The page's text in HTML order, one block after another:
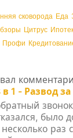
сковорода Еда
Цитрус
Профи
1 - Развод
было
раз